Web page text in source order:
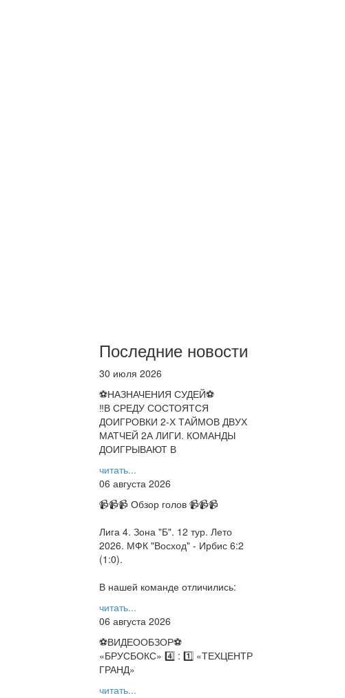
Последние новости
30 июля 2026
⚽НАЗНАЧЕНИЯ СУДЕЙ⚽
‼В СРЕДУ СОСТОЯТСЯ
ДОИГРОВКИ 2-Х ТАЙМОВ ДВУХ
МАТЧЕЙ 2А ЛИГИ. КОМАНДЫ
ДОИГРЫВАЮТ В
читать...
06 августа 2026
📹📹📹 Обзор голов 📹📹📹
Лига 4. Зона "Б". 12 тур. Лето
2026. МФК "Восход" - Ирбис 6:2
(1:0).
В нашей команде отличились:
читать...
06 августа 2026
⚽️ВИДЕООБЗОР⚽️
«БРУСБОКС» 4️⃣ : 1️⃣ «ТЕХЦЕНТР
ГРАНД»
читать...